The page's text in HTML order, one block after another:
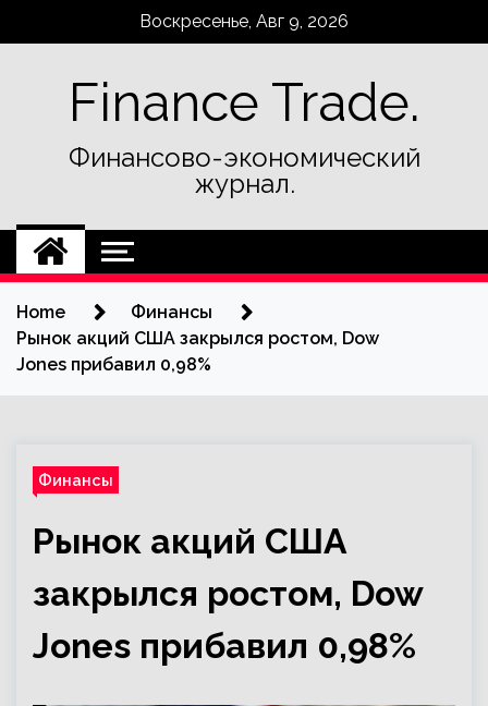
Воскресенье, Авг 9, 2026
Finance Trade.
Финансово-экономический
журнал.
Home
Финансы
Рынок акций США закрылся ростом, Dow
Jones прибавил 0,98%
Финансы
Рынок акций США
закрылся ростом, Dow
Jones прибавил 0,98%